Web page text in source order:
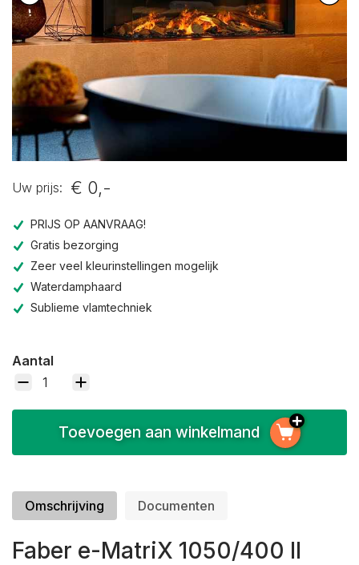
Omschrijving
Faber e-MatriX 1050/400 II
Documenten
Uw prijs: € 0,-
PRIJS OP AANVRAAG!
Gratis bezorging
Zeer veel kleurinstellingen mogelijk
Waterdamphaard
Sublieme vlamtechniek
Aantal
Toevoegen aan winkelmand